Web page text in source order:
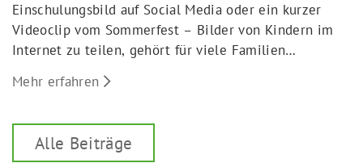
Einschulungsbild auf Social Media oder ein kurzer
Videoclip vom Sommerfest – Bilder von Kindern im
Internet zu teilen, gehört für viele Familien
Mehr erfahren
Alle Beiträge